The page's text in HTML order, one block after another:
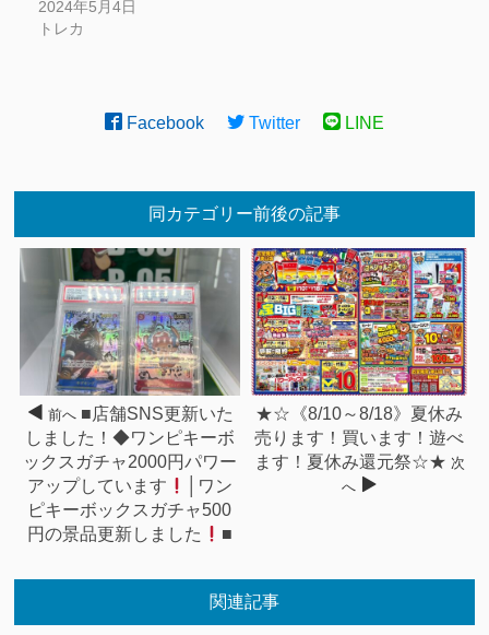
2024年5月4日
トレカ
Facebook Twitter LINE
同カテゴリー前後の記事
前へ ■店舗SNS更新いた
しました！◆ワンピキーボ
ックスガチャ2000円パワー
アップしています
│ワン
ピキーボックスガチャ500
円の景品更新しました
■
★☆《8/10～8/18》夏休み
売ります！買います！遊べ
ます！夏休み還元祭☆★ 次
へ
関連記事